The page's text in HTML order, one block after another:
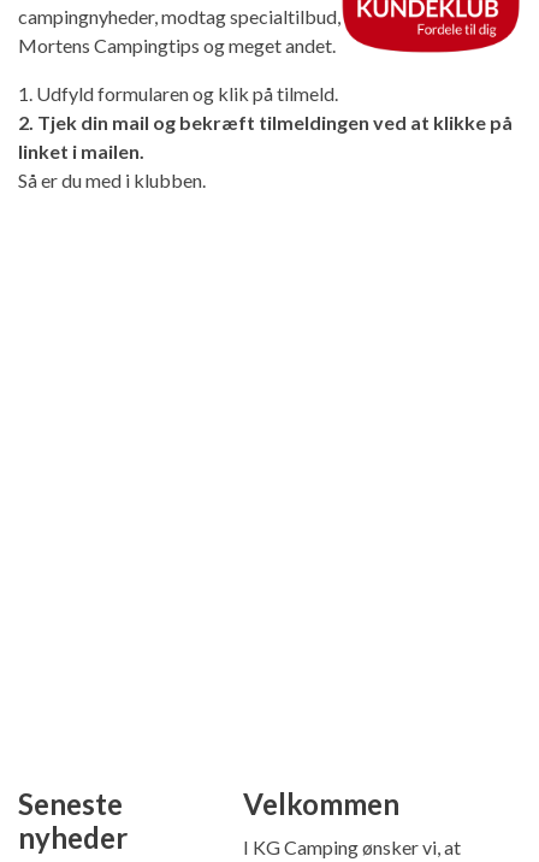
campingnyheder, modtag specialtilbud,
Mortens Campingtips og meget andet.
1. Udfyld formularen og klik på tilmeld.
2. Tjek din mail og bekræft tilmeldingen ved at klikke på
linket i mailen.
Så er du med i klubben.
Seneste
nyheder
Velkommen
I KG Camping ønsker vi, at